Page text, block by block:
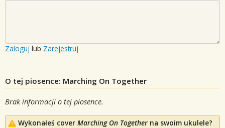
Zaloguj lub Zarejestruj
O tej piosence: Marching On Together
Brak informacji o tej piosence.
Wykonałeś cover Marching On Together na swoim ukulele?